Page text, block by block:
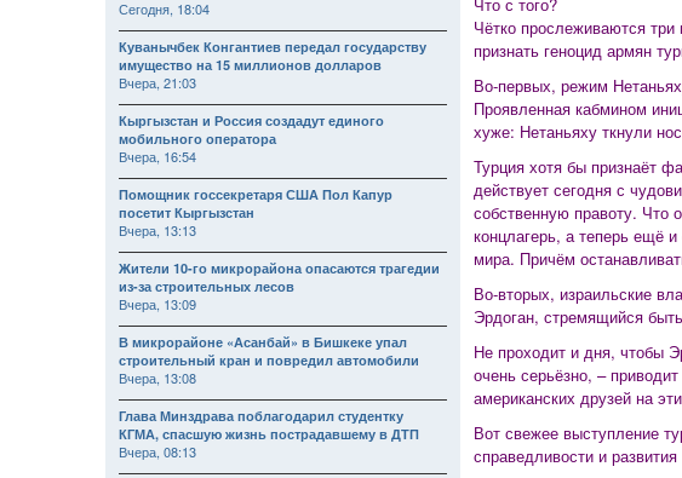
Чётко прослеживаются
признать геноцид армян
Во-первых, режим
Проявленная кабмином
хуже: Нетаньяху ткнули
Турция хотя бы признаёт
действует сегодня с
собственную правоту. Что
концлагерь, а теперь ещё
мира. Причём
Во-вторых, израильские
Эрдоган, стремящийся
Не проходит и дня, чтобы
очень серьёзно, –
американских друзей на
Вот свежее выступление
справедливости и
Сегодня, 18:04
Куванычбек Конгантиев передал государству
имущество на 15 миллионов долларов
Вчера, 21:03
Кыргызстан и Россия создадут единого
мобильного оператора
Вчера, 16:54
Помощник госсекретаря США Пол Капур
посетит Кыргызстан
Вчера, 13:13
Жители 10-го микрорайона опасаются трагедии
из-за строительных лесов
Вчера, 13:09
В микрорайоне «Асанбай» в Бишкеке упал
строительный кран и повредил автомобили
Вчера, 13:08
Глава Минздрава поблагодарил студентку
КГМА, спасшую жизнь пострадавшему в ДТП
Вчера, 08:13